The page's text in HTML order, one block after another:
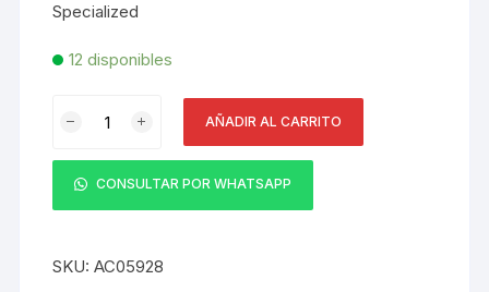
Specialized
12 disponibles
Potencia
Aluminio
Modelo
Specialized+
AÑADIR AL CARRITO
CONSULTAR POR WHATSAPP
SKU:AC05928